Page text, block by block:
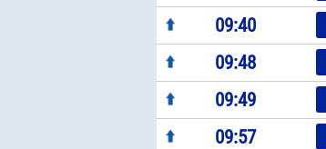
09:40
09:48
09:49
09:57